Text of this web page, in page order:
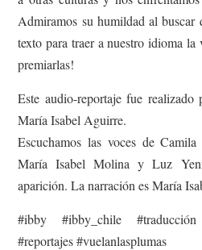
Admiramos su humildad al buscar
texto para traer a nuestro idioma
premiarlas!
Este audio-reportaje fue
María Isabel Aguirre.
Escuchamos las voces de
María Isabel Molina y Luz
aparición. La narración es María
#ibby #ibby_chile #traducción
#reportajes #vuelanlasplumas